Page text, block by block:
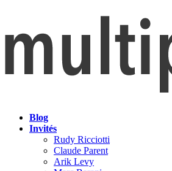
Blog
Invités
Rudy Ricciotti
Claude Parent
Arik Levy